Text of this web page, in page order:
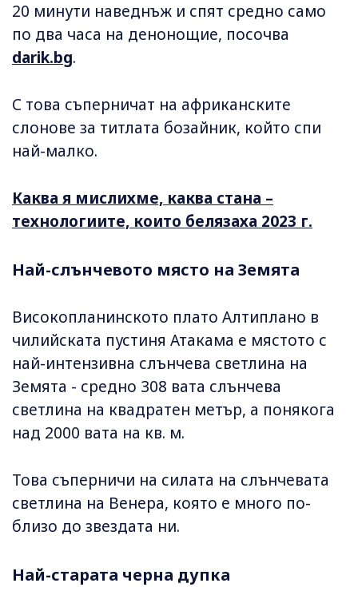
20 минути наведнъж и спят средно само
по два часа на денонощие, посочва
darik.bg.
С това съперничат на африканските
слонове за титлата бозайник, който спи
най-малко.
Каква я мислихме, каква стана –
технологиите, които белязаха 2023 г.
Най-слънчевото място на Земята
Високопланинското плато Алтиплано в
чилийската пустиня Атакама е мястото с
най-интензивна слънчева светлина на
Земята - средно 308 вата слънчева
светлина на квадратен метър, а понякога
над 2000 вата на кв. м.
Това съперничи на силата на слънчевата
светлина на Венера, която е много по-
близо до звездата ни.
Най-старата черна дупка